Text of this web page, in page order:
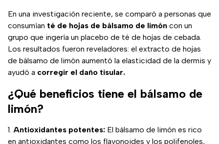
En una investigación reciente, se comparó a personas que
consumían té de hojas de bálsamo de limón con un
grupo que ingería un placebo de té de hojas de cebada.
Los resultados fueron reveladores: el extracto de hojas
de bálsamo de limón aumentó la elasticidad de la dermis y
ayudó a corregir el daño tisular.
¿Qué beneficios tiene el bálsamo de
limón?
Antioxidantes potentes: El bálsamo de limón es rico
en antioxidantes como los flavonoides y los polifenoles,